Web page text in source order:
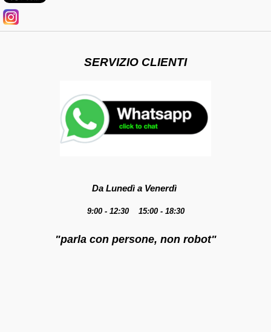
SERVIZIO CLIENTI
Da Lunedì a Venerdì
9:00 - 12:30 15:00 - 18:30
"parla con persone, non robot"